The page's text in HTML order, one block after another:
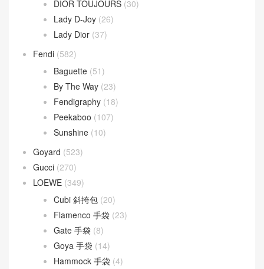
DIOR TOUJOURS (30)
Lady D-Joy (26)
Lady Dior (37)
Fendi (582)
Baguette (51)
By The Way (23)
Fendigraphy (18)
Peekaboo (107)
Sunshine (10)
Goyard (523)
Gucci (270)
LOEWE (349)
Cubi 斜挎包 (20)
Flamenco 手袋 (23)
Gate 手袋 (8)
Goya 手袋 (14)
Hammock 手袋 (4)